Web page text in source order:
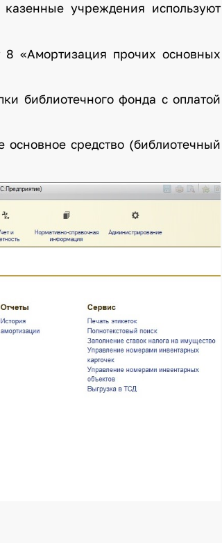
учреждения используют
8 «Амортизация прочих основных
библиотечного фонда с оплатой
средство (библиотечный